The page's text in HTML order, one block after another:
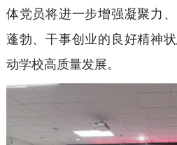
体党员将进一步增强凝聚力
蓬勃、干事创业的良好精神
动学校高质量发展。